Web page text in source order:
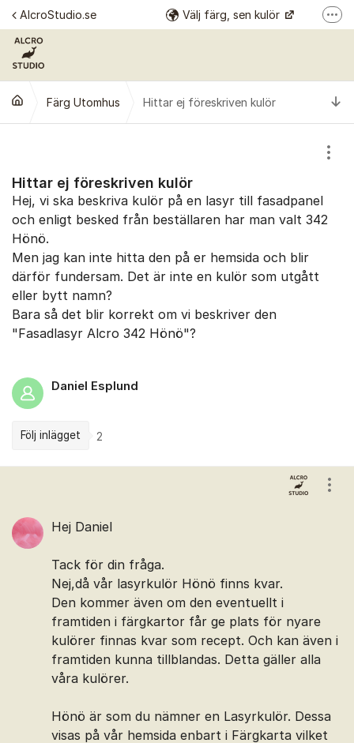
Hoppa till innehåll
AlcroStudio.se Välj färg, sen kulör
Alcro Färg
Färg Utomhus Hittar ej föreskriven kulör
Hittar ej föreskriven kulör
Hej, vi ska beskriva kulör på en lasyr till fasadpanel
och enligt besked från beställaren har man valt 342
Hönö.
Men jag kan inte hitta den på er hemsida och blir
därför fundersam. Det är inte en kulör som utgått
eller bytt namn?
Bara så det blir korrekt om vi beskriver den
"Fasadlasyr Alcro 342 Hönö"?
Daniel Esplund
Följ inlägget 2
Hej Daniel
Tack för din fråga.
Nej,då vår lasyrkulör Hönö finns kvar.
Den kommer även om den eventuellt i
framtiden i färgkartor får ge plats för nyare
kulörer finnas kvar som recept. Och kan även i
framtiden kunna tillblandas. Detta gäller alla
våra kulörer.
Hönö är som du nämner en Lasyrkulör. Dessa
visas på vår hemsida enbart i Färgkarta vilket